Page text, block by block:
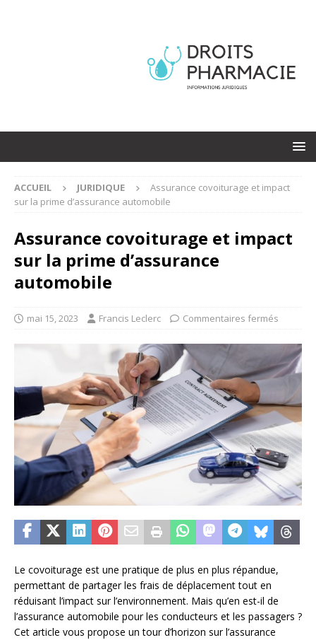
ACCUEIL JURIDIQUE
Assurance covoiturage et impact
sur la prime d’assurance automobile
Assurance covoiturage et impact
sur la prime d’assurance
automobile
mai 15, 2023 Francis Leclerc Commentaires fermés
Le covoiturage est une pratique de plus en plus répandue,
permettant de partager les frais de déplacement tout en
réduisant l’impact sur l’environnement. Mais qu’en est-il de
l’assurance automobile pour les conducteurs et les passagers ?
Cet article vous propose un tour d’horizon sur l’assurance